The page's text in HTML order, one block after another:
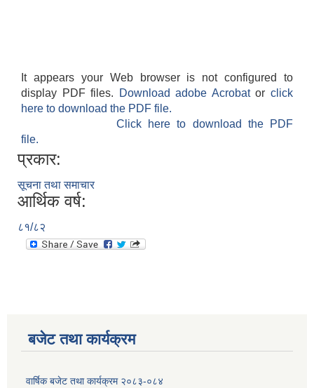
It appears your Web browser is not configured to
display PDF files.
Download adobe Acrobatorclick
here to download the PDF file.
Click here to download the PDF
file.
प्रकार:
सूचना तथा समाचार
आर्थिक वर्ष:
८१/८२
बजेट तथा कार्यक्रम
वार्षिक बजेट तथा कार्यक्रम २०८३-०८४